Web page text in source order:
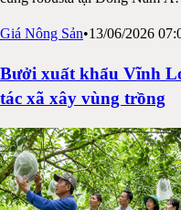
Giá Nông Sản•13/06/2026
Bưởi xuất khẩu Vĩnh
tác xã xây vùng trồng